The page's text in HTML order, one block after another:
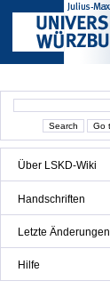
Über LSKD-Wiki
Handschriften
Letzte Änderungen
Hilfe